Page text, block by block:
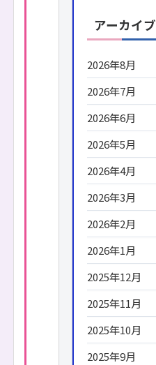
アーカイブ
2026年8月
2026年7月
2026年6月
2026年5月
2026年4月
2026年3月
2026年2月
2026年1月
2025年12月
2025年11月
2025年10月
2025年9月